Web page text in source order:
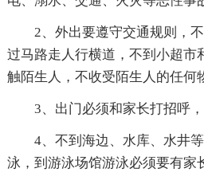
2、外出要遵守交通规则，
过马路走人行横道，不到小超市
触陌生人，不收受陌生人的任何
3、出门必须和家长打招呼
4、不到海边、水库、水井
泳，到游泳场馆游泳必须要有家